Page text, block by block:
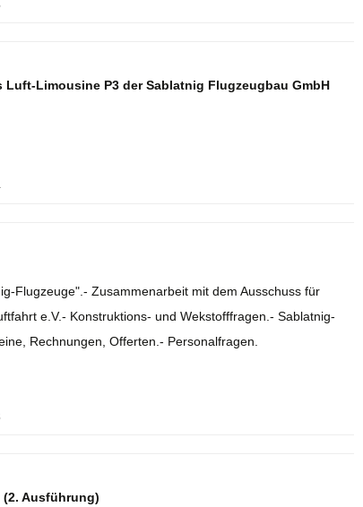
Limousine P3 der Sablatnig Flugzeugbau GmbH
Flugzeuge".- Zusammenarbeit mit dem Ausschuss für
e.V.- Konstruktions- und Wekstofffragen.- Sablatnig-
Rechnungen, Offerten.- Personalfragen.
Ausführung)